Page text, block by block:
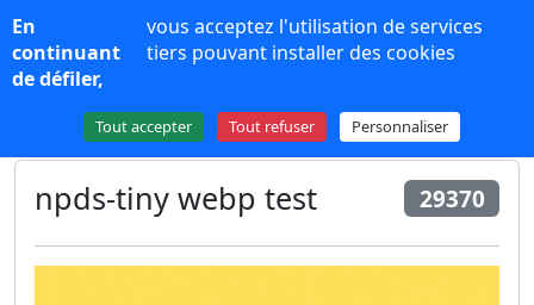
NPDS 16
Plus de contenu
npds-tiny webp test 29370
Panneau de gestion des cookies
En
continuant
de défiler,
vous acceptez l'utilisation de services
tiers pouvant installer des cookies
Tout accepter Tout refuser Personnaliser